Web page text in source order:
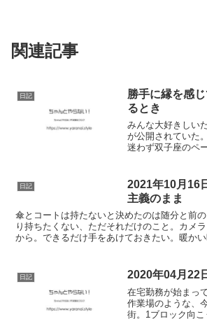
関連記事
日記
勝手に縁を感
るとき
みんな大好きしい
が公開されていた
迷わず双子座のペ
そこに載っていた
生活をしてみる・
も、勉強は続けて
異なる2つのグルー
日記
2021年10月
主義のまま
傘とコートは持たないと決めたのは随分と前
り持ちたくない、ただそれだけのこと。カメ
から。できるだけ手をあけておきたい。暖か
んて頭の片隅にもいないから、傘のことだけ
日記 2020年04月
在宅勤務が始まっ
作業場のような、
街。1ブロック向こ